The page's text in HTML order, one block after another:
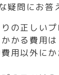
疑問にお答
の正しいプ
かる費用は
用以外に